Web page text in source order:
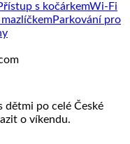
s kočárkemWi-Fi
Parkování pro
dětmi po celé České
o víkendu.